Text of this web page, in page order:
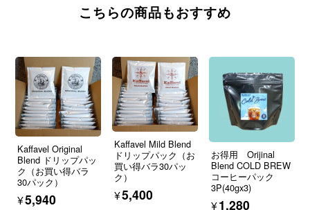
こちらの商品もおすすめ
Kaffavel Original
Blend ドリップパッ
ク（お買い得バラ
30パック）
¥5,940
Kaffavel Mild Blend
ドリップパック（お
買い得バラ30パッ
ク）
¥5,400
お得用 Orijinal
Blend COLD BREW
コーヒーパック
3P(40gx3)
¥1,280